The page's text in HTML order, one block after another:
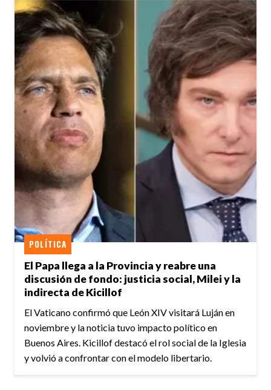
El Papa llega a la Provincia y reabre una
discusión de fondo: justicia social, Milei y la
indirecta de Kicillof
POLÍTICA
El Vaticano confirmó que León XIV visitará Luján en
noviembre y la noticia tuvo impacto político en
Buenos Aires. Kicillof destacó el rol social de la Iglesia
y volvió a confrontar con el modelo libertario.